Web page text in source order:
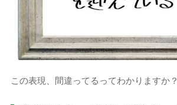
この表現、間違ってるってわかりますか？